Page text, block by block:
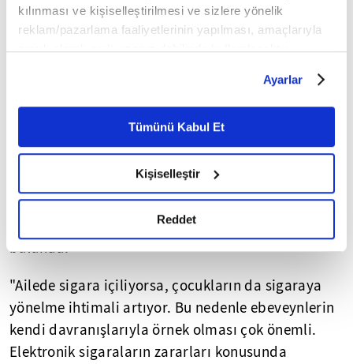
kılınması ve kişiselleştirilmesi ve sizlere yönelik
reklam/pazarlama faaliyetlerinin yapılması, amaçlarıyla
sınırlı olarak açık rızanız dahilinde kullanılacaktır.
belirleyebilirsiniz. Çerezlere ilişkin detaylı bilgi için
Ayarlar butonuna tıklayabilir,Çerez Bilgilendirme
Metnimizi ziyaret edebilirsiniz.
6698 sayılı Kişisel Verilerin Korunması Kanunu uyarınca
okumak ve sitemizi ziyaretiniz kapsamında
gerçekleştirilen veri işleme faaliyetleri ile ilgili daha
detaylı bilgi almak için lütfentıklayınız.
Ayarlar
Tümünü Kabul Et
Kişiselleştir
Reddet
organa hasar veren maddeler var. Akut akciğer
hasarı, nörolojik sistemde öğrenme bozuklukları,
bir takım hafıza gelişim sorunlarına neden
olabiliyor. Gebelik döneminde maruz kalındığında
doğum ağırlığı gibi pek çok problem
oluşturabiliyor."
Uysal, okul döneminde çocuklar arasında
elektronik ve normal sigara kullanımını
engellemek amacıyla ailelere şu tavsiyelerde
bulundu:
"Ailede sigara içiliyorsa, çocukların da sigaraya
yönelme ihtimali artıyor. Bu nedenle ebeveynlerin
kendi davranışlarıyla örnek olması çok önemli.
Elektronik sigaraların zararları konusunda